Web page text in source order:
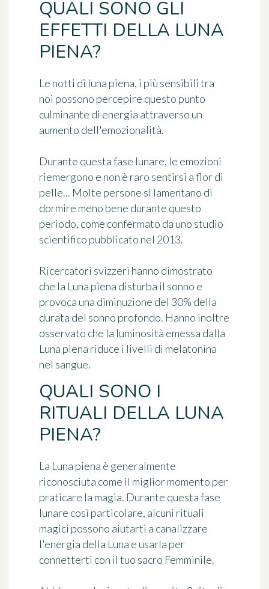
QUALI SONO GLI
EFFETTI DELLA LUNA
PIENA?
Le notti di luna piena, i più sensibili tra
noi possono percepire questo punto
culminante di energia attraverso un
aumento dell'emozionalità.
Durante questa fase lunare, le emozioni
riemergono e non è raro sentirsi a flor di
pelle... Molte persone si lamentano di
dormire meno bene durante questo
periodo, come confermato da uno studio
scientifico pubblicato nel 2013.
Ricercatori svizzeri hanno dimostrato
che la Luna piena disturba il sonno e
provoca una diminuzione del 30% della
durata del sonno profondo. Hanno inoltre
osservato che la luminosità emessa dalla
Luna piena riduce i livelli di melatonina
nel sangue.
QUALI SONO I
RITUALI DELLA LUNA
PIENA?
La Luna piena è generalmente
riconosciuta come il miglior momento per
praticare la magia. Durante questa fase
lunare così particolare, alcuni rituali
magici possono aiutarti a canalizzare
l'energia della Luna e usarla per
connetterti con il tuo sacro Femminile.